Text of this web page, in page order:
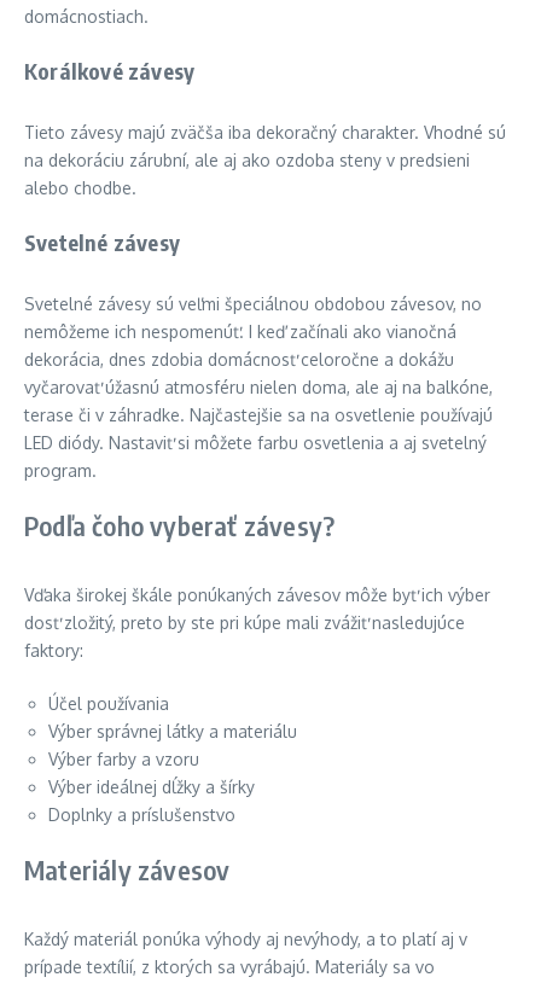
domácnostiach.
Korálkové závesy
Tieto závesy majú zväčša iba dekoračný charakter. Vhodné sú
na dekoráciu zárubní, ale aj ako ozdoba steny v predsieni
alebo chodbe.
Svetelné závesy
Svetelné závesy sú veľmi špeciálnou obdobou závesov, no
nemôžeme ich nespomenúť. I keď začínali ako vianočná
dekorácia, dnes zdobia domácnosť celoročne a dokážu
vyčarovať úžasnú atmosféru nielen doma, ale aj na balkóne,
terase či v záhradke. Najčastejšie sa na osvetlenie používajú
LED diódy. Nastaviť si môžete farbu osvetlenia a aj svetelný
program.
Podľa čoho vyberať závesy?
Vďaka širokej škále ponúkaných závesov môže byť ich výber
dosť zložitý, preto by ste pri kúpe mali zvážiť nasledujúce
faktory:
Účel používania
Výber správnej látky a materiálu
Výber farby a vzoru
Výber ideálnej dĺžky a šírky
Doplnky a príslušenstvo
Materiály závesov
Každý materiál ponúka výhody aj nevýhody, a to platí aj v
prípade textílií, z ktorých sa vyrábajú. Materiály sa vo